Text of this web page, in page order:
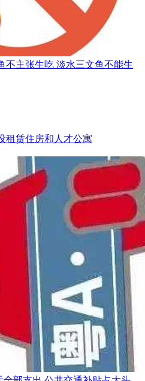
不主张生吃 淡水三文鱼不能生
租赁住房和人才公寓